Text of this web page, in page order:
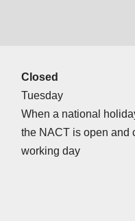
Closed
Tuesday
When a national
the NACT is open and
working day